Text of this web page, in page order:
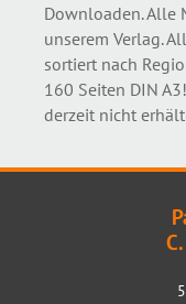
Downloaden. Alle
unserem Verlag.
sortiert nach
160 Seiten DIN
derzeit nicht